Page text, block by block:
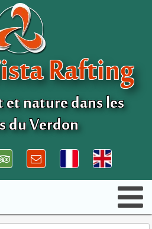
Rafting
nature dans les
du Verdon